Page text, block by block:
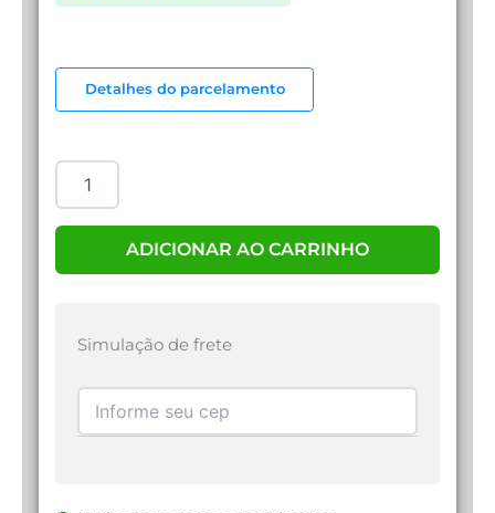
Detalhes do parcelamento
CABO
FEPRO-
quantidade
ADICIONAR AO CARRINHO
Simulação de frete